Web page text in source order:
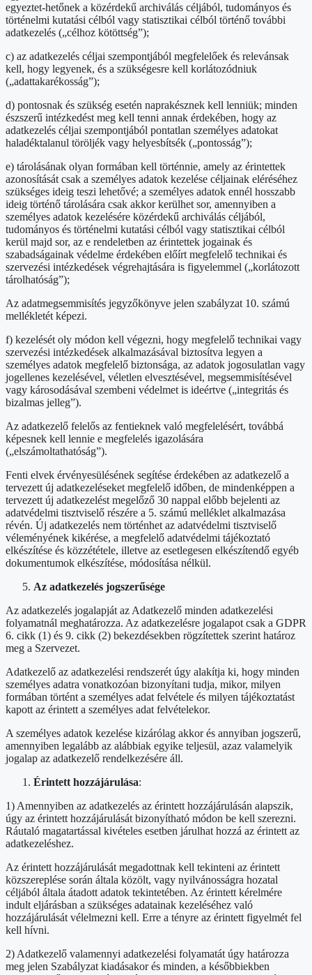
egyeztet-hetőnek a közérdekű archiválás céljából, tudományos és
történelmi kutatási célból vagy statisztikai célból történő további
adatkezelés („célhoz kötöttség”);
c) az adatkezelés céljai szempontjából megfelelőek és relevánsak
kell, hogy legyenek, és a szükségesre kell korlátozódniuk
(„adattakarékosság”);
d) pontosnak és szükség esetén naprakésznek kell lenniük; minden
észszerű intézkedést meg kell tenni annak érdekében, hogy az
adatkezelés céljai szempontjából pontatlan személyes adatokat
haladéktalanul töröljék vagy helyesbítsék („pontosság”);
e) tárolásának olyan formában kell történnie, amely az érintettek
azonosítását csak a személyes adatok kezelése céljainak eléréséhez
szükséges ideig teszi lehetővé; a személyes adatok ennél hosszabb
ideig történő tárolására csak akkor kerülhet sor, amennyiben a
személyes adatok kezelésére közérdekű archiválás céljából,
tudományos és történelmi kutatási célból vagy statisztikai célból
kerül majd sor, az e rendeletben az érintettek jogainak és
szabadságainak védelme érdekében előírt megfelelő technikai és
szervezési intézkedések végrehajtására is figyelemmel („korlátozott
tárolhatóság”);
Az adatmegsemmisítés jegyzőkönyve jelen szabályzat 10. számú
mellékletét képezi.
f) kezelését oly módon kell végezni, hogy megfelelő technikai vagy
szervezési intézkedések alkalmazásával biztosítva legyen a
személyes adatok megfelelő biztonsága, az adatok jogosulatlan vagy
jogellenes kezelésével, véletlen elvesztésével, megsemmisítésével
vagy károsodásával szembeni védelmet is ideértve („integritás és
bizalmas jelleg”).
Az adatkezelő felelős az fentieknek való megfelelésért, továbbá
képesnek kell lennie e megfelelés igazolására
(„elszámoltathatóság”).
Fenti elvek érvényesülésének segítése érdekében az adatkezelő a
tervezett új adatkezeléseket megfelelő időben, de mindenképpen a
tervezett új adatkezelést megelőző 30 nappal előbb bejelenti az
adatvédelmi tisztviselő részére a 5. számú melléklet alkalmazása
révén. Új adatkezelés nem történhet az adatvédelmi tisztviselő
véleményének kikérése, a megfelelő adatvédelmi tájékoztató
elkészítése és közzététele, illetve az esetlegesen elkészítendő egyéb
dokumentumok elkészítése, módosítása nélkül.
Az adatkezelés jogszerűsége
Az adatkezelés jogalapját az Adatkezelő minden adatkezelési
folyamatnál meghatározza. Az adatkezelésre jogalapot csak a GDPR
6. cikk (1) és 9. cikk (2) bekezdésekben rögzítettek szerint határoz
meg a Szervezet.
Adatkezelő az adatkezelési rendszerét úgy alakítja ki, hogy minden
személyes adatra vonatkozóan bizonyítani tudja, mikor, milyen
formában történt a személyes adat felvétele és milyen tájékoztatást
kapott az érintett a személyes adat felvételekor.
A személyes adatok kezelése kizárólag akkor és annyiban jogszerű,
amennyiben legalább az alábbiak egyike teljesül, azaz valamelyik
jogalap az adatkezelő rendelkezésére áll.
Érintett hozzájárulása:
1) Amennyiben az adatkezelés az érintett hozzájárulásán alapszik,
úgy az érintett hozzájárulását bizonyítható módon be kell szerezni.
Ráutaló magatartással kivételes esetben járulhat hozzá az érintett az
adatkezeléshez.
Az érintett hozzájárulását megadottnak kell tekinteni az érintett
közszereplése során általa közölt, vagy nyilvánosságra hozatal
céljából általa átadott adatok tekintetében. Az érintett kérelmére
indult eljárásban a szükséges adatainak kezeléséhez való
hozzájárulását vélelmezni kell. Erre a tényre az érintett figyelmét fel
kell hívni.
2) Adatkezelő valamennyi adatkezelési folyamatát úgy határozza
meg jelen Szabályzat kiadásakor és minden, a későbbiekben